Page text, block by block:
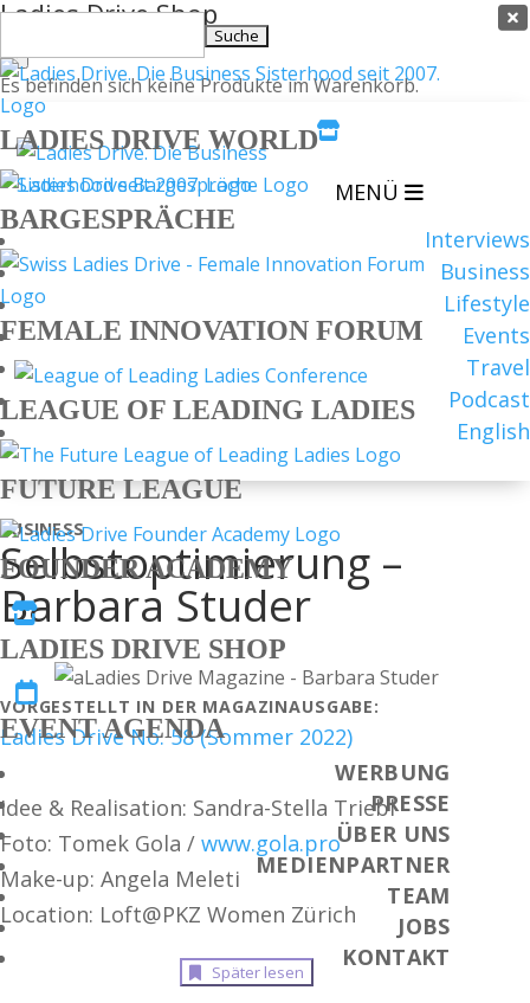
Ladies Drive Shop
×
Es befinden sich keine Produkte im Warenkorb.

MENÜ
Interviews
Business
Lifestyle
Events
Travel
Podcast
English

nach:
LADIES DRIVE WORLD
BARGESPRÄCHE
FEMALE INNOVATION FORUM
LEAGUE OF LEADING LADIES
FUTURE LEAGUE
FOUNDER ACADEMY

LADIES DRIVE SHOP

EVENT AGENDA
WERBUNG
PRESSE
ÜBER UNS
MEDIENPARTNER
TEAM
JOBS
KONTAKT
BUSINESS
Selbstoptimierung –
Barbara Studer
VORGESTELLT IN DER MAGAZINAUSGABE:
Ladies Drive No. 58 (Sommer 2022)
Idee & Realisation: Sandra-Stella Triebl
Foto: Tomek Gola / www.gola.pro
Make-up: Angela Meleti
Location: Loft@PKZ Women Zürich
Später lesen